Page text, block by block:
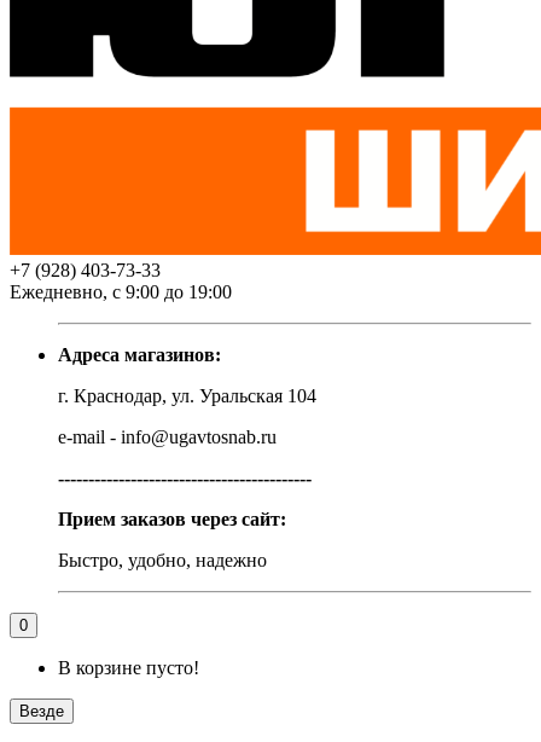
+7 (928) 403-73-33
Ежедневно, с 9:00 до 19:00
Адреса магазинов:
г. Краснодар, ул. Уральская 104
e-mail - info@ugavtosnab.ru
------------------------------------------
Прием заказов через сайт:
Быстро, удобно, надежно
0
В корзине пусто!
Везде